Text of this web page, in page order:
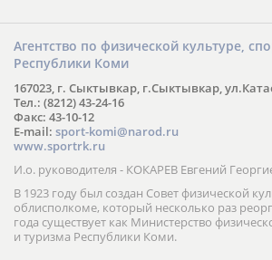
Агентство по физической культуре,
Республики Коми
167023, г. Сыктывкар, г.Сыктывкар,
Тел.: (8212) 43-24-16
Факс: 43-10-12
E-mail: sport-komi@narod.ru
www.sportrk.ru
И.о. руководителя - КОКАРЕВ Евгений
В 1923 году был создан Совет физической
облисполкоме, который несколько раз
года существует как Министерство
и туризма Республики Коми.